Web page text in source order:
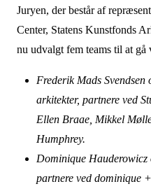
Juryen, der består af
Center, Statens Kunstfonds
nu udvalgt fem teams til at gå
Frederik Mads
arkitekter, partnere ved
Ellen Braae, Mikkel
Humphrey.
Dominique Hauderowicz
partnere ved dominique